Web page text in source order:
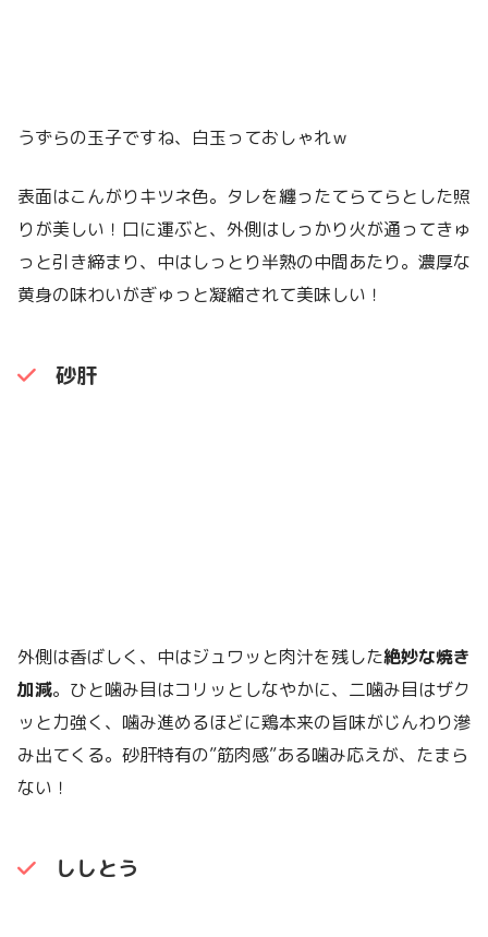
うずらの玉子ですね、白玉っておしゃれｗ
表面はこんがりキツネ色。タレを纏ったてらてらとした照
りが美しい！口に運ぶと、外側はしっかり火が通ってきゅ
っと引き締まり、中はしっとり半熟の中間あたり。濃厚な
黄身の味わいがぎゅっと凝縮されて美味しい！
砂肝
外側は香ばしく、中はジュワッと肉汁を残した絶妙な焼き
加減。ひと噛み目はコリッとしなやかに、二噛み目はザク
ッと力強く、噛み進めるほどに鶏本来の旨味がじんわり滲
み出てくる。砂肝特有の”筋肉感”ある噛み応えが、たまら
ない！
ししとう